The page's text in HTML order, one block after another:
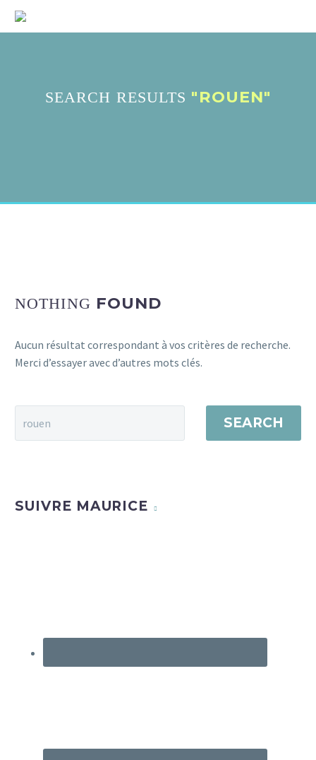
SEARCH RESULTS "ROUEN"
NOTHING FOUND
Aucun résultat correspondant à vos critères de recherche.
Merci d’essayer avec d’autres mots clés.
SEARCH
SUIVRE MAURICE